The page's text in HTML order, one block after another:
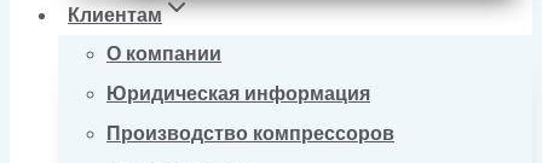
Клиентам
О компании
Юридическая информация
Производство компрессоров